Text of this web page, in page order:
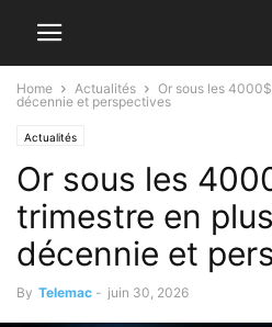
Home Actualités
Or sous les
décennie et perspectives
Actualités
Or sous les
trimestre en
décennie et
By Telemac - juin 30, 2026